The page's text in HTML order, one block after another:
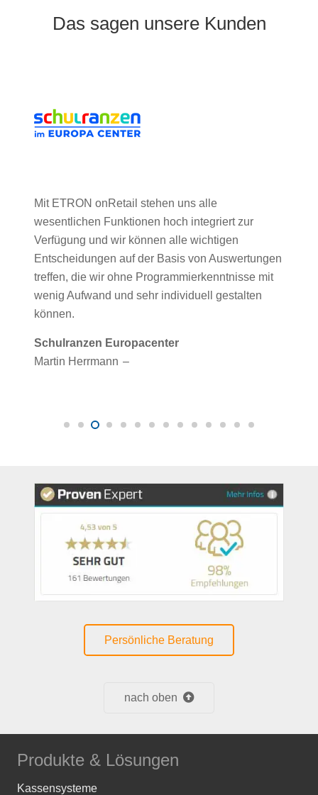
Das sagen unsere Kunden
Ich freue mich sehr über den gelungenen
Onlineshop. Auch unsere Mitarbeiter freuen sind
über unser neues, repräsentatives
Aushängeschild im Internet.Mehr erfahren …
Persönliche Beratung
nach oben
Produkte & Lösungen
Kassensysteme